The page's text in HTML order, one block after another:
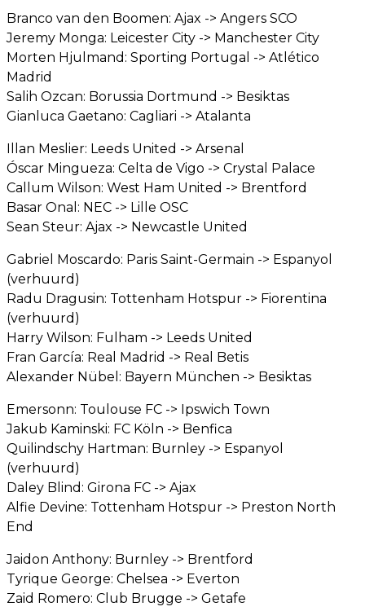
Branco van den Boomen: Ajax -> Angers SCO
Jeremy Monga: Leicester City -> Manchester City
Morten Hjulmand: Sporting Portugal -> Atlético
Madrid
Salih Ozcan: Borussia Dortmund -> Besiktas
Gianluca Gaetano: Cagliari -> Atalanta
Illan Meslier: Leeds United -> Arsenal
Óscar Mingueza: Celta de Vigo -> Crystal Palace
Callum Wilson: West Ham United -> Brentford
Basar Onal: NEC -> Lille OSC
Sean Steur: Ajax -> Newcastle United
Gabriel Moscardo: Paris Saint-Germain -> Espanyol
(verhuurd)
Radu Dragusin: Tottenham Hotspur -> Fiorentina
(verhuurd)
Harry Wilson: Fulham -> Leeds United
Fran García: Real Madrid -> Real Betis
Alexander Nübel: Bayern München -> Besiktas
Emersonn: Toulouse FC -> Ipswich Town
Jakub Kaminski: FC Köln -> Benfica
Quilindschy Hartman: Burnley -> Espanyol
(verhuurd)
Daley Blind: Girona FC -> Ajax
Alfie Devine: Tottenham Hotspur -> Preston North
End
Jaidon Anthony: Burnley -> Brentford
Tyrique George: Chelsea -> Everton
Zaid Romero: Club Brugge -> Getafe